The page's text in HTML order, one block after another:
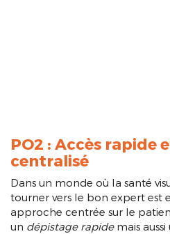
PO2 : Accès rapide
centralisé
Dans un monde où la santé
tourner vers le bon expert est
approche centrée sur le
un dépistage rapidemais aussi